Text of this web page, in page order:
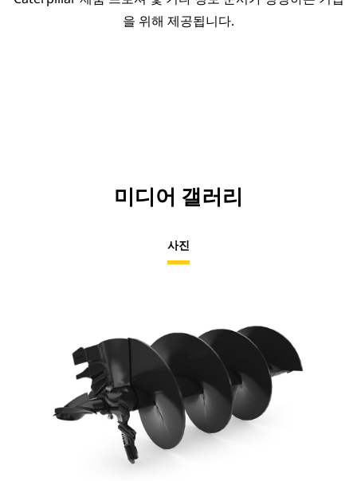
을 위해 제공됩니다.
미디어 갤러리
사진